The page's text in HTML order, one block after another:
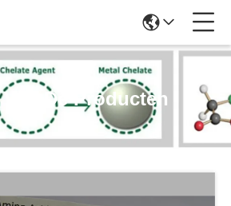
De Producten